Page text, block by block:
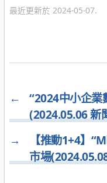
最近更新於 2024-05-07.
←
“2024中小企業
(2024.05.06 新
→
【推動1+4】
市場